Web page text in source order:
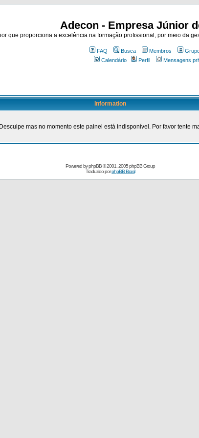
Adecon - Empresa Júnior
que proporciona a excelência na formação profissional, por meio da
FAQ Busca Membros
Calendário
Perfil Mensagens
Information
Desculpe mas no momento este painel está indisponível. Por favor tente
Powered byphpBB© 2001, 2005 phpBB Group
Traduzido porphpBB Brasil